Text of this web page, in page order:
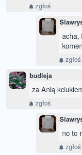
zgłoś
acha,
zgłoś
budleja
za Anią
zgłoś
no to
zgłoś